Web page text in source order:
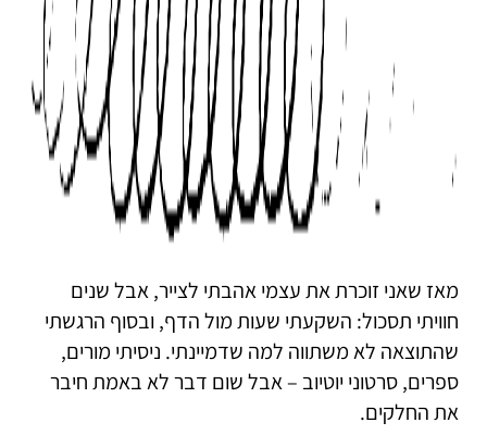
מאז שאני זוכרת את עצמי אהבתי לצייר, אבל שנים
חוויתי תסכול: השקעתי שעות מול הדף, ובסוף הרגשתי
שהתוצאה לא משתווה למה שדמיינתי. ניסיתי מורים,
ספרים, סרטוני יוטיוב – אבל שום דבר לא באמת חיבר
את החלקים.